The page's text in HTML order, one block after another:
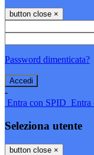
button close ×
Password dimenticata?
-
Entra con SPID Entra
Seleziona utente
button close ×